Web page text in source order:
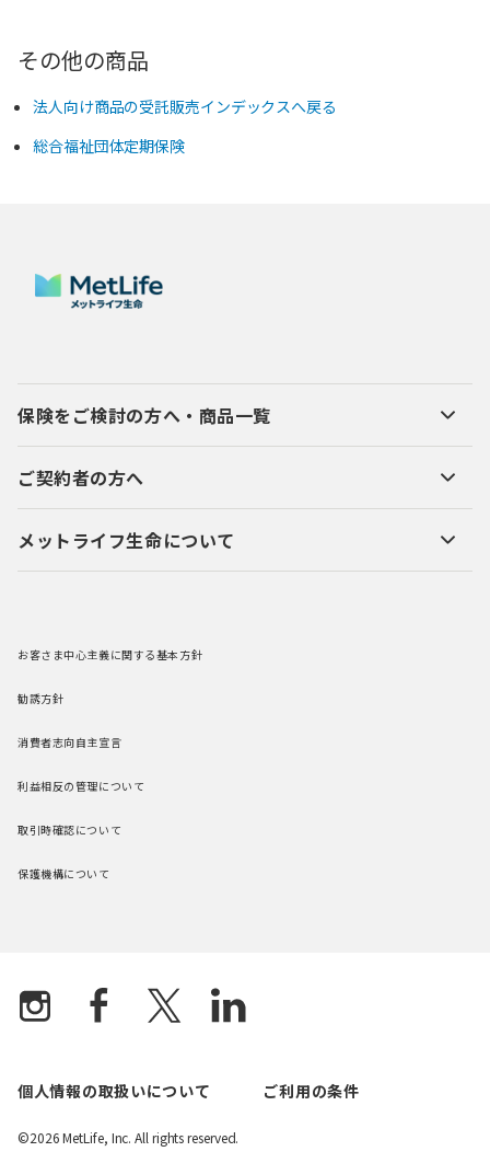
その他の商品
法人向け商品の受託販売インデックスへ戻る
総合福祉団体定期保険
保険をご検討の方へ・商品一覧
ご契約者の方へ
メットライフ生命について
お客さま中心主義に関する基本方針
勧誘方針
消費者志向自主宣言
利益相反の管理について
取引時確認について
保護機構について
個人情報の取扱いについて ご利用の条件
©2026 MetLife, Inc. All rights reserved.